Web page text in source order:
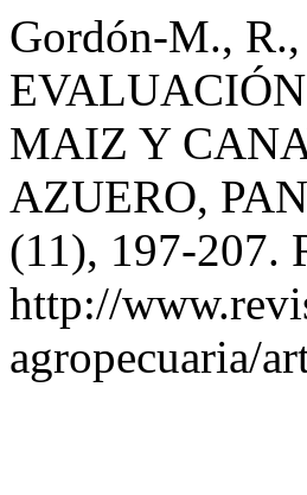
Gordón-M.,
MAIZ Y
AZUERO,
(11), 197-207.
http://
agropecuaria/